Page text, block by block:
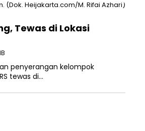
Tewas di Lokasi
penyerangan kelompok
tewas di…